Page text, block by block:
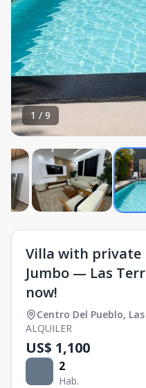
1 / 9
Villa with private
Jumbo — Las
now!
Centro Del Pueblo,
ALQUILER
US$ 1,100
2
Hab.